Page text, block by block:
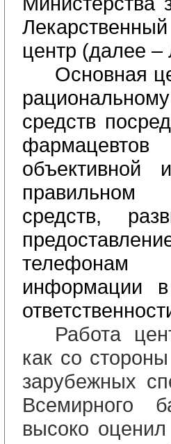
центр (далее
Основная
средств
объективной
правильном
средств,
информации
Работа
как со
зарубежных
Всемирного
высоко